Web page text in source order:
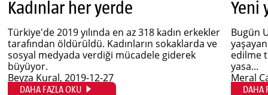
Kadınlar her yerde
Türkiye'de 2019 yılında en az 318 kadın erkekler
tarafından öldürüldü. Kadınların sokaklarda ve
sosyal medyada verdiği mücadele giderek
büyüyor.
Beyza Kural, 2019-12-27
DAHA FAZLA OKU
Bugün
yaşayan
edilme
yasa...
Meral
DAHA